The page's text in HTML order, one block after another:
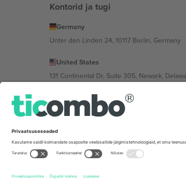
Kontorid ja tugi
Germany
Unter den Linden 24, 10117 Berlin, Germany
United States
131 Continental Dr, Suite 305, Newark,
Bulgaria
Regus Sofia City West, bul Totleben 53-55,
Mexico
Av Chapultepec 360, Roma Norte,
Tingimused.© 2026 Ticombo. Kõik õigused